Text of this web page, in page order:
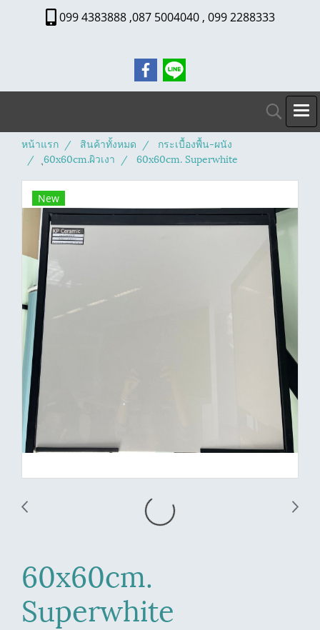
099 4383888 ,087 5004040 , 099 2288333
หน้าแรก สินค้าทั้งหมด
กระเบื้องพื้น-ผนัง
ุ60x60cm.ผิวเงา
60x60cm. Superwhite
New
60x60cm.
Superwhite